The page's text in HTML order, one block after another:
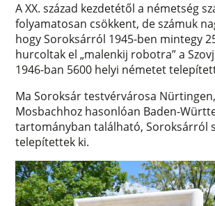
A XX. század kezdetétől a németség
folyamatosan csökkent, de számuk
hogy Soroksárról 1945-ben mintegy
hurcoltak el „malenkij robotra” a
1946-ban 5600 helyi németet
Ma Soroksár testvérvárosa
Mosbachhoz hasonlóan Baden-
tartományban található, Soroksárról
telepítettek ki.